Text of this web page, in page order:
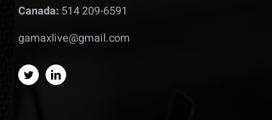
Canada: 514 209-6591
gamaxlive@gmail.com